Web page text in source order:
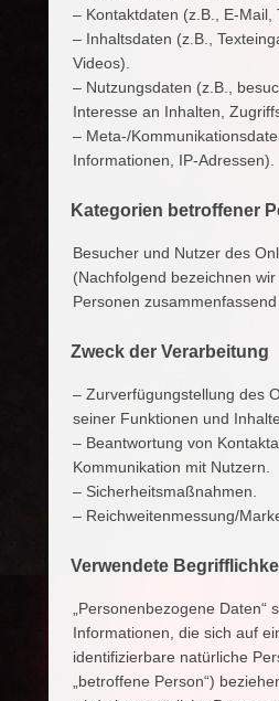
– Kontaktdaten (z.B., E-Mail,
– Inhaltsdaten (z.B.,
Videos).
– Nutzungsdaten (z.B.,
Interesse an Inhalten,
– Meta-/
Informationen, IP-Adressen).
Kategorien betroffener
Besucher und Nutzer des
(Nachfolgend bezeichnen
Personen zusammenfassend
Zweck der Verarbeitung
– Zurverfügungstellung des
seiner Funktionen und Inhalte.
– Beantwortung von
Kommunikation mit Nutzern.
– Sicherheitsmaßnahmen.
– Reichweitenmessung/
Verwendete
„Personenbezogene Daten“
Informationen, die sich auf
identifizierbare natürliche
„betroffene Person“)